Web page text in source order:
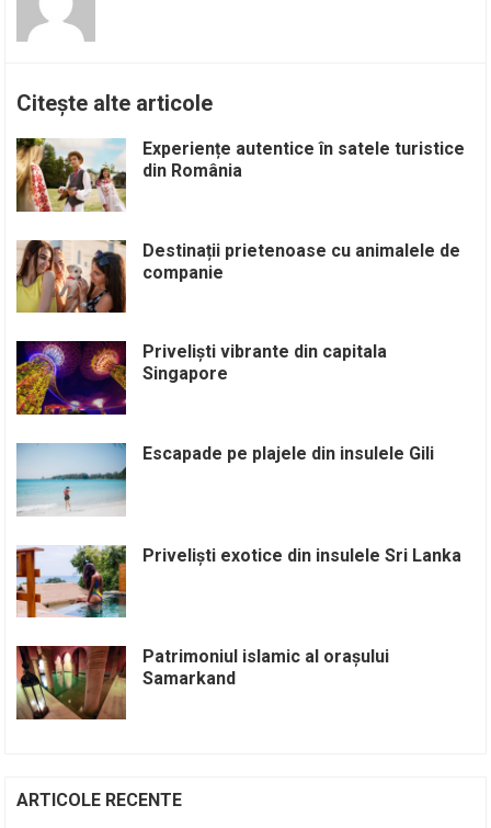
Citește alte articole
Experiențe autentice în satele turistice
din România
Destinații prietenoase cu animalele de
companie
Priveliști vibrante din capitala
Singapore
Escapade pe plajele din insulele Gili
Priveliști exotice din insulele Sri Lanka
Patrimoniul islamic al orașului
Samarkand
ARTICOLE RECENTE